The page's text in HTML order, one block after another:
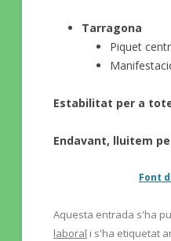
Tarragona
Piquet
Estabilitat per a
Endavant, lluitem
Font
Aquesta entrada s'ha
laboral i s'ha etiquetat